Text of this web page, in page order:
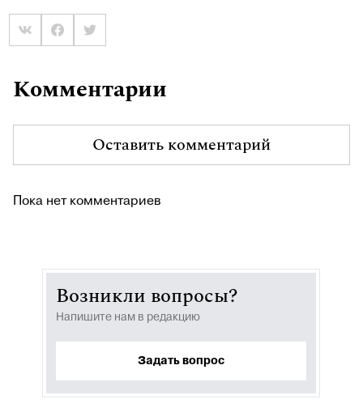
Комментарии
Оставить комментарий
Пока нет комментариев
Возникли вопросы?
Напишите нам в редакцию
Задать вопрос